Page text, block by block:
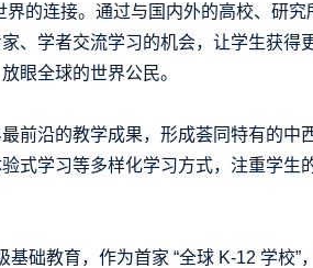
的连接。通过与国内外的高校、研
、学者交流学习的机会，让学生获得
眼全球的世界公民。
前沿的教学成果，形成荟同特有的中
式学习等多样化学习方式，注重学生
础教育，作为首家 “全球 K-12 学校”